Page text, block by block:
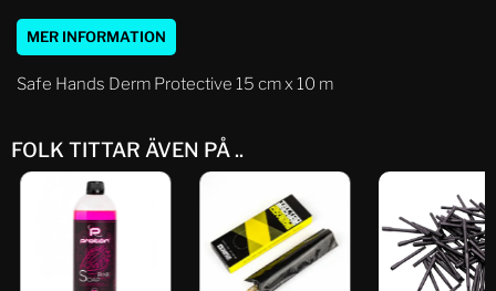
MER INFORMATION
Safe Hands Derm Protective 15 cm x 10 m
FOLK TITTAR ÄVEN PÅ ..